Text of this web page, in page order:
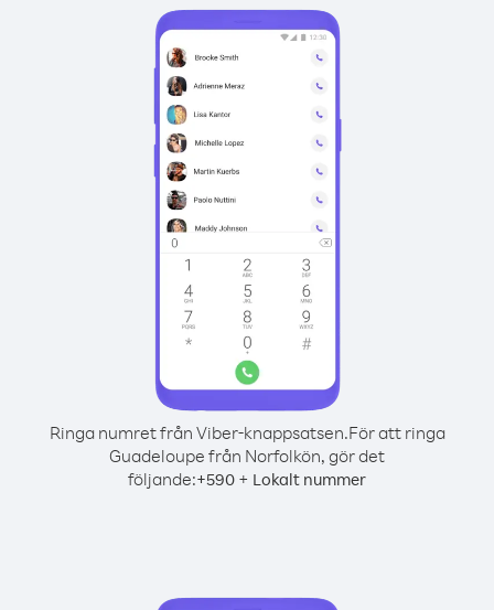
Ringa numret från Viber-knappsatsen.För att ringa
Guadeloupe från Norfolkön, gör det
följande:+590 + Lokalt nummer